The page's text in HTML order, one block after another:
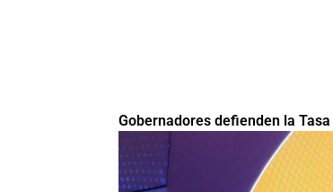
Gobernadores defienden la